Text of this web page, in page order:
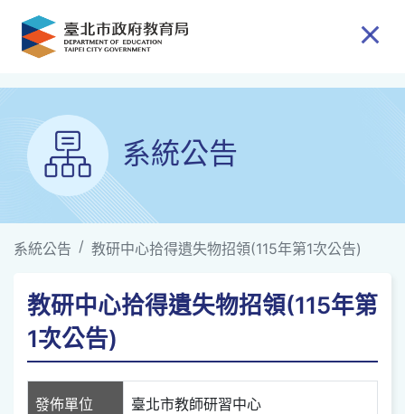
跳到主要內容
系統公告
系統公告 教研中心拾得遺失物招領(115年第1次公告)
教研中心拾得遺失物招領(115年第
1次公告)
發佈單位 臺北市教師研習中心